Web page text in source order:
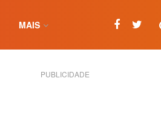
MAIS
PUBLICIDADE